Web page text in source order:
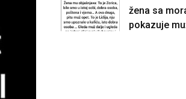
žena sa
pokazuje